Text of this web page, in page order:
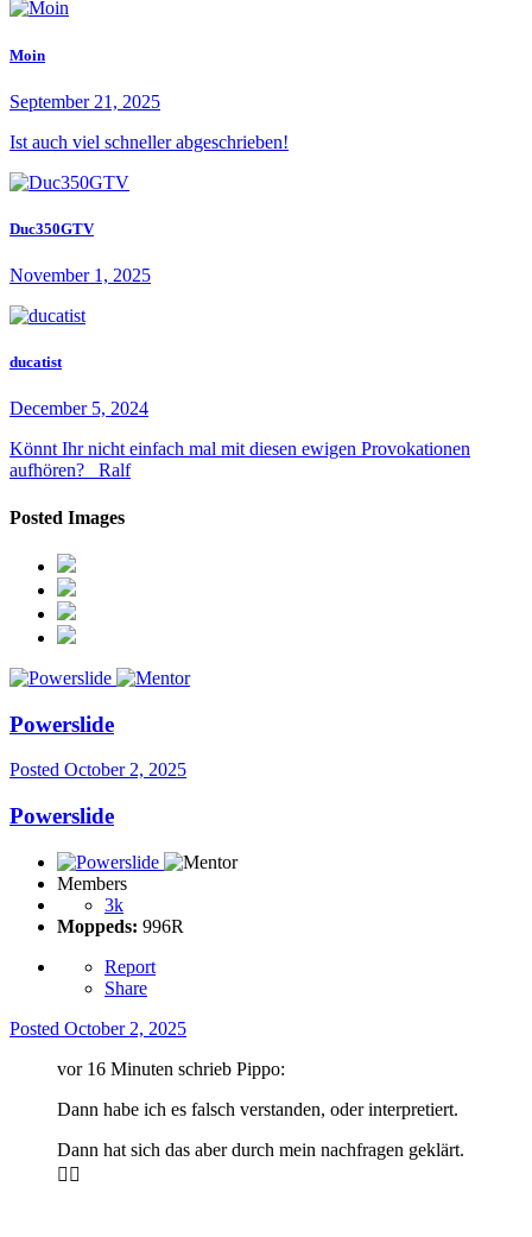
Moin
September 21, 2025
Ist auch viel schneller abgeschrieben!
Duc350GTV
November 1, 2025
ducatist
December 5, 2024
Könnt Ihr nicht einfach mal mit diesen ewigen Provokationen
aufhören? Ralf
Posted Images
Powerslide
Posted October 2, 2025
Powerslide
Members
3k
Moppeds: 996R
Report
Share
Posted October 2, 2025
vor 16 Minuten schrieb Pippo:
Dann habe ich es falsch verstanden, oder interpretiert.
Dann hat sich das aber durch mein nachfragen geklärt.
👍🏻